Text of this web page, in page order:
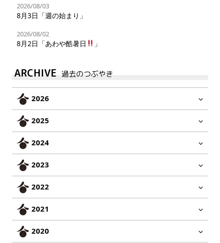
2026/08/03
8月3日「週の始まり」
2026/08/02
8月2日「あわや酷暑日 」
ARCHIVE 過去のつぶやき
2026
2025
2024
2023
2022
2021
2020